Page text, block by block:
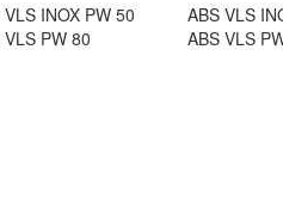
VLS INOX PW 50
ABS VLS
VLS PW 80 ABS VLS